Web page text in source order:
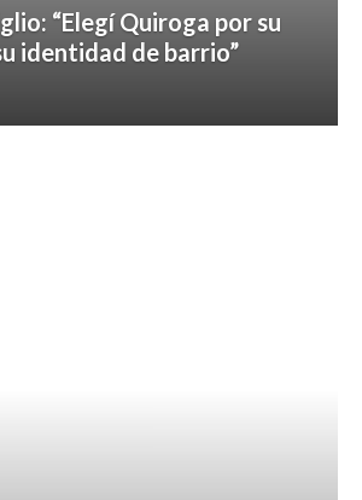
“Elegí Quiroga por su
identidad de barrio”